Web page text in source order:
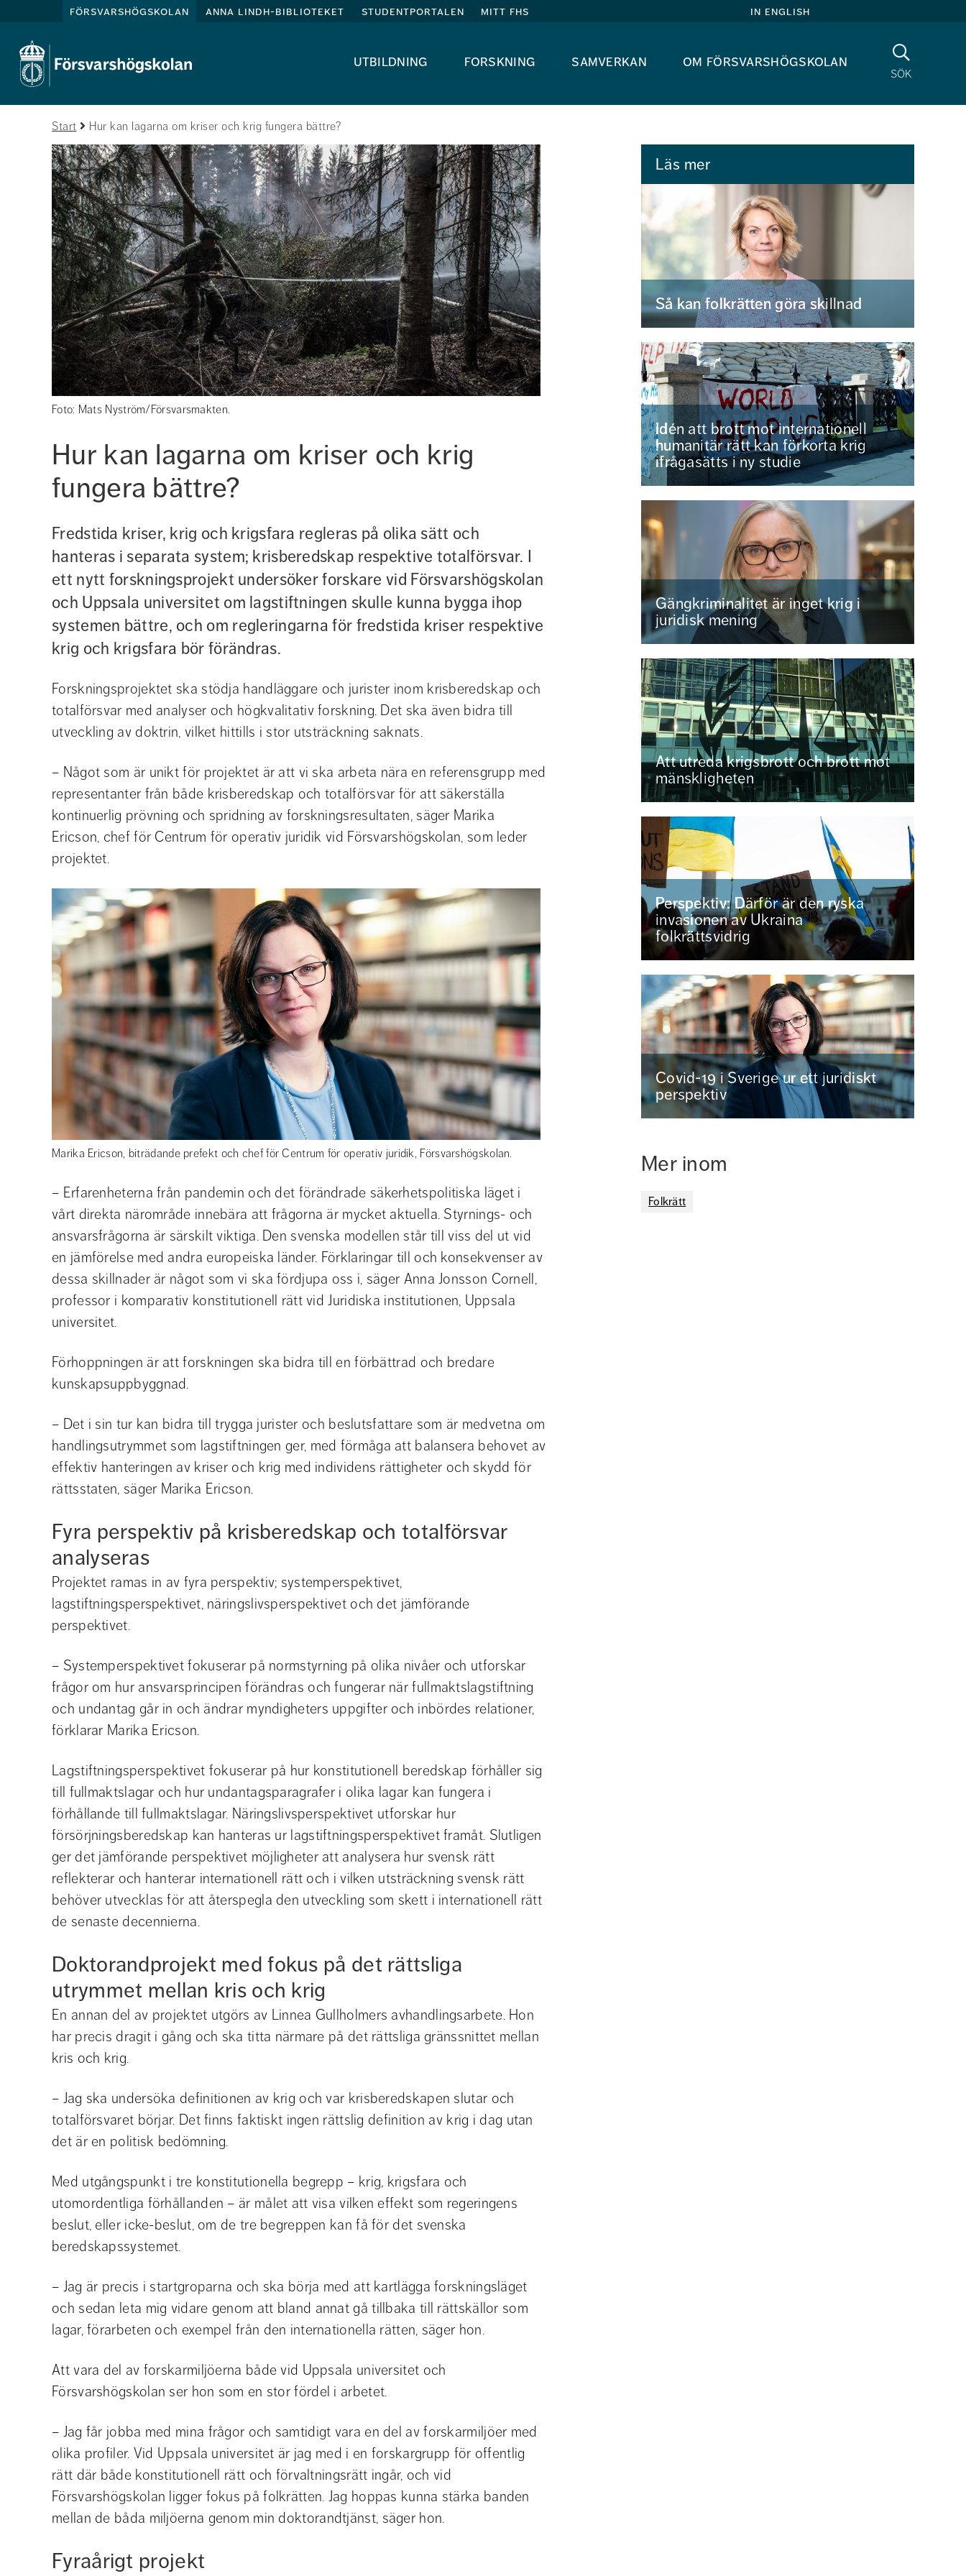
försvarshögskolan anna lindh-biblioteket studentportalen mitt fhs in english
utbildning forskning samverkan om försvarshögskolan
sök
Sök
Start Hur kan lagarna om kriser och krig fungera bättre?
Foto: Mats Nyström/Försvarsmakten.
Hur kan lagarna om kriser och krig
fungera bättre?
Fredstida kriser, krig och krigsfara regleras på olika sätt och
hanteras i separata system; krisberedskap respektive totalförsvar. I
ett nytt forskningsprojekt undersöker forskare vid Försvarshögskolan
och Uppsala universitet om lagstiftningen skulle kunna bygga ihop
systemen bättre, och om regleringarna för fredstida kriser respektive
krig och krigsfara bör förändras.
Forskningsprojektet ska stödja handläggare och jurister inom krisberedskap och
totalförsvar med analyser och högkvalitativ forskning. Det ska även bidra till
utveckling av doktrin, vilket hittills i stor utsträckning saknats.
– Något som är unikt för projektet är att vi ska arbeta nära en referensgrupp med
representanter från både krisberedskap och totalförsvar för att säkerställa
kontinuerlig prövning och spridning av forskningsresultaten, säger Marika
Ericson, chef för Centrum för operativ juridik vid Försvarshögskolan, som leder
projektet.
Marika Ericson, biträdande prefekt och chef för Centrum för operativ juridik, Försvarshögskolan.
– Erfarenheterna från pandemin och det förändrade säkerhetspolitiska läget i
vårt direkta närområde innebära att frågorna är mycket aktuella. Styrnings- och
ansvarsfrågorna är särskilt viktiga. Den svenska modellen står till viss del ut vid
en jämförelse med andra europeiska länder. Förklaringar till och konsekvenser av
dessa skillnader är något som vi ska fördjupa oss i, säger Anna Jonsson Cornell,
professor i komparativ konstitutionell rätt vid Juridiska institutionen, Uppsala
universitet.
Förhoppningen är att forskningen ska bidra till en förbättrad och bredare
kunskapsuppbyggnad.
– Det i sin tur kan bidra till trygga jurister och beslutsfattare som är medvetna om
handlingsutrymmet som lagstiftningen ger, med förmåga att balansera behovet av
effektiv hanteringen av kriser och krig med individens rättigheter och skydd för
rättsstaten, säger Marika Ericson.
Fyra perspektiv på krisberedskap och totalförsvar
analyseras
Projektet ramas in av fyra perspektiv; systemperspektivet,
lagstiftningsperspektivet, näringslivsperspektivet och det jämförande
perspektivet.
– Systemperspektivet fokuserar på normstyrning på olika nivåer och utforskar
frågor om hur ansvarsprincipen förändras och fungerar när fullmaktslagstiftning
och undantag går in och ändrar myndigheters uppgifter och inbördes relationer,
förklarar Marika Ericson.
Lagstiftningsperspektivet fokuserar på hur konstitutionell beredskap förhåller sig
till fullmaktslagar och hur undantagsparagrafer i olika lagar kan fungera i
förhållande till fullmaktslagar. Näringslivsperspektivet utforskar hur
försörjningsberedskap kan hanteras ur lagstiftningsperspektivet framåt. Slutligen
ger det jämförande perspektivet möjligheter att analysera hur svensk rätt
reflekterar och hanterar internationell rätt och i vilken utsträckning svensk rätt
behöver utvecklas för att återspegla den utveckling som skett i internationell rätt
de senaste decennierna.
Doktorandprojekt med fokus på det rättsliga
utrymmet mellan kris och krig
En annan del av projektet utgörs av Linnea Gullholmers avhandlingsarbete. Hon
har precis dragit i gång och ska titta närmare på det rättsliga gränssnittet mellan
kris och krig.
– Jag ska undersöka definitionen av krig och var krisberedskapen slutar och
totalförsvaret börjar. Det finns faktiskt ingen rättslig definition av krig i dag utan
det är en politisk bedömning.
Med utgångspunkt i tre konstitutionella begrepp – krig, krigsfara och
utomordentliga förhållanden – är målet att visa vilken effekt som regeringens
beslut, eller icke-beslut, om de tre begreppen kan få för det svenska
beredskapssystemet.
– Jag är precis i startgroparna och ska börja med att kartlägga forskningsläget
och sedan leta mig vidare genom att bland annat gå tillbaka till rättskällor som
lagar, förarbeten och exempel från den internationella rätten, säger hon.
Att vara del av forskarmiljöerna både vid Uppsala universitet och
Försvarshögskolan ser hon som en stor fördel i arbetet.
– Jag får jobba med mina frågor och samtidigt vara en del av forskarmiljöer med
olika profiler. Vid Uppsala universitet är jag med i en forskargrupp för offentlig
rätt där både konstitutionell rätt och förvaltningsrätt ingår, och vid
Försvarshögskolan ligger fokus på folkrätten. Jag hoppas kunna stärka banden
mellan de båda miljöerna genom min doktorandtjänst, säger hon.
Fyraårigt projekt
Läs mer
Så kan folkrätten göra skillnad
Idén att brott mot internationell
humanitär rätt kan förkorta krig
ifrågasätts i ny studie
Gängkriminalitet är inget krig i
juridisk mening
Att utreda krigsbrott och brott mot
mänskligheten
Perspektiv: Därför är den ryska
invasionen av Ukraina
folkrättsvidrig
Covid-19 i Sverige ur ett juridiskt
perspektiv
Mer inom
Folkrätt